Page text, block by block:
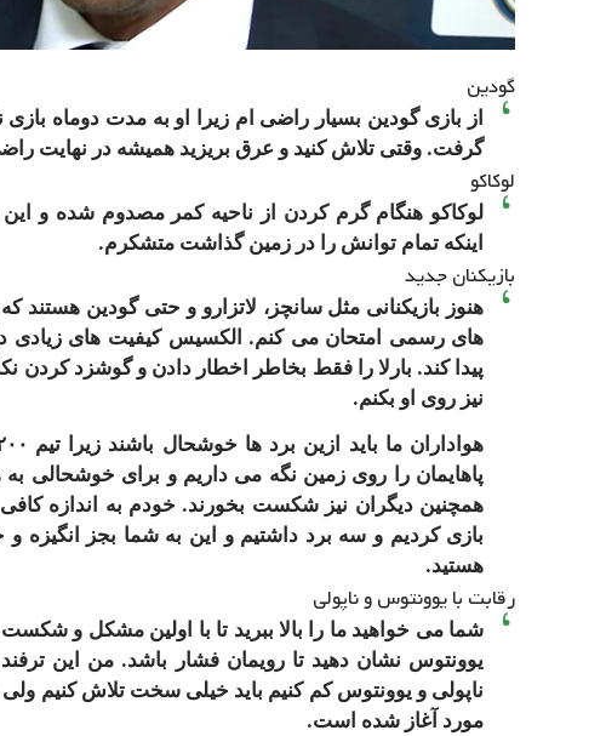
گودین
از بازی گودین بسیار راضی ام زیرا او به مدت دوماه
گرفت. وقتی تلاش کنید و عرق بریزید همیشه در نهایت
لوکاکو
لوکاکو هنگام گرم کردن از ناحیه کمر مصدوم شده و
اینکه تمام توانش را در زمین گذاشت متشکرم.
بازیکنان جدید
هنوز بازیکنانی مثل سانچز، لاتزارو و حتی گودین هستند که
های رسمی امتحان می کنم. الکسیس کیفیت های زیادی
پیدا کند. بارلا را فقط بخاطر اخطار دادن و گوشزد
نیز روی او بکنم.
پاهایمان را روی زمین نگه می داریم و برای خوشحالی به
همچنین دیگران نیز شکست بخورند. خودم به اندازه
بازی کردیم و سه برد داشتیم و این به شما بجز
هستید.
رقابت با یوونتوس و ناپولی
شما می خواهید ما را بالا ببرید تا با اولین مشکل و
یوونتوس نشان دهید تا رویمان فشار باشد. من این
ناپولی و یوونتوس کم کنیم باید خیلی سخت تلاش کنیم
مورد آغاز شده است.